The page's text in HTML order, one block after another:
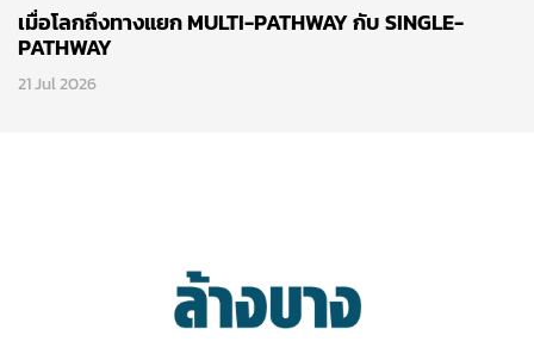
เมื่อโลกถึงทางแยก MULTI-PATHWAY กับ SINGLE-
PATHWAY
21 Jul 2026